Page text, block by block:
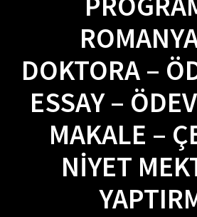
DOKTORA –
ESSAY –
MAKALE –
NIYET